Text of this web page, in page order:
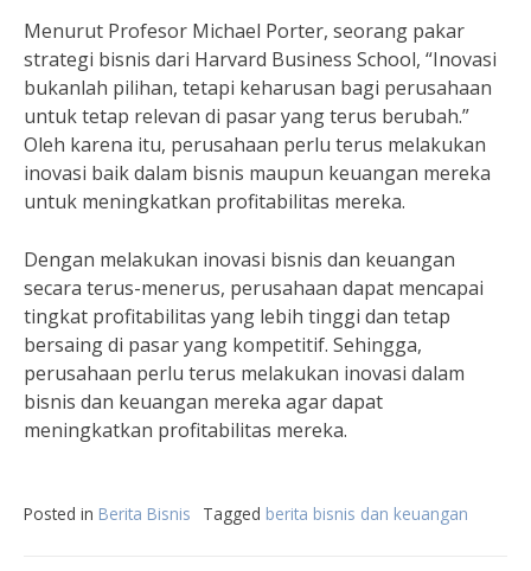
Menurut Profesor Michael Porter, seorang pakar
strategi bisnis dari Harvard Business School, “Inovasi
bukanlah pilihan, tetapi keharusan bagi perusahaan
untuk tetap relevan di pasar yang terus berubah.”
Oleh karena itu, perusahaan perlu terus melakukan
inovasi baik dalam bisnis maupun keuangan mereka
untuk meningkatkan profitabilitas mereka.
Dengan melakukan inovasi bisnis dan keuangan
secara terus-menerus, perusahaan dapat mencapai
tingkat profitabilitas yang lebih tinggi dan tetap
bersaing di pasar yang kompetitif. Sehingga,
perusahaan perlu terus melakukan inovasi dalam
bisnis dan keuangan mereka agar dapat
meningkatkan profitabilitas mereka.
Posted in Berita Bisnis Tagged berita bisnis dan keuangan